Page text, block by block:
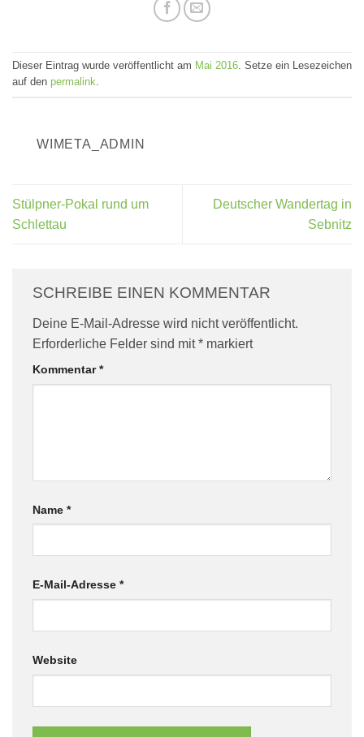
Dieser Eintrag wurde veröffentlicht am Mai 2016. Setze ein Lesezeichen
auf den permalink.
WIMETA_ADMIN
Stülpner-Pokal rund um
Schlettau
Deutscher Wandertag in
Sebnitz
SCHREIBE EINEN KOMMENTAR
Deine E-Mail-Adresse wird nicht veröffentlicht.
Erforderliche Felder sind mit* markiert
Kommentar*
Name *
E-Mail-Adresse *
Website